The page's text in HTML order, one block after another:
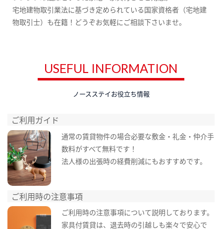
宅地建物取引業法に基づき定められている国家資格者（宅地建
物取引士）も在籍！どうぞお気軽にご相談下さいませ。
USEFUL INFORMATION
ノースステイお役立ち情報
ご利用ガイド
通常の賃貸物件の場合必要な敷金・礼金・仲介手
数料がすべて無料です！
法人様の出張時の経費削減にもおすすめです。
ご利用時の注意事項
ご利用時の注意事項について説明しております。
家具付賃貸は、退去時の引越しも楽々で安心で